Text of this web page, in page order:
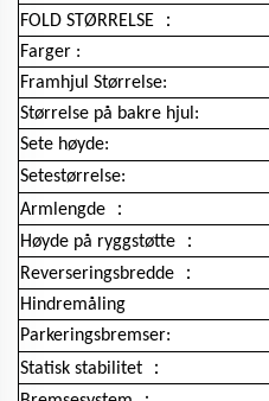
FOLD STØRRELSE
：
Farger :
Framhjul Størrelse:
Størrelse på bakre hjul:
Sete høyde:
Setestørrelse:
Armlengde
：
Høyde på ryggstøtte
：
Reverseringsbredde
：
Hindremåling
Parkeringsbremser:
Statisk stabilitet
：